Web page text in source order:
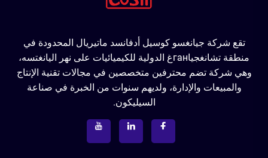
تقع شركة جيانغسو كوسيل أدفانسد ماتيريال المحدودة في
منطقة تشانغجياганغ الدولية للكيميائيات على نهر اليانغتسه،
وهي شركة تضم محترفين متخصصين في مجالات تقنية الإنتاج
والمبيعات والإدارة، ولديهم سنوات من الخبرة في صناعة
السيليكون.